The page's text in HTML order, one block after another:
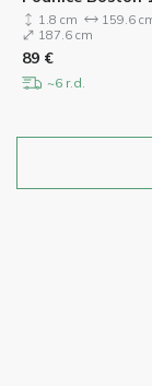
1.8 cm
159.6
187.6 cm
89 €
~6 r.d.